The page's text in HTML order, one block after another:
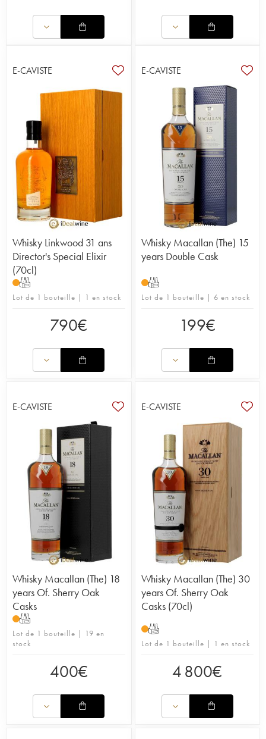
E-CAVISTE
Whisky Linkwood 31 ans
Director's Special Elixir
(70cl)
T
Lot de 1 bouteille | 1 en stock
790€
E-CAVISTE
Whisky Macallan (The) 15
years Double Cask
T
Lot de 1 bouteille | 6 en stock
199€
E-CAVISTE
Whisky Macallan (The) 18
years Of. Sherry Oak
Casks
T
Lot de 1 bouteille | 19 en
stock
400€
E-CAVISTE
Whisky Macallan (The) 30
years Of. Sherry Oak
Casks (70cl)
T
Lot de 1 bouteille | 1 en stock
4 800€